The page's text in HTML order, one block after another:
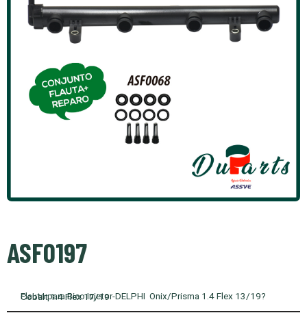
ASF0197
Flauta para Bico Injetor-DELPHI Onix/Prisma 1.4 Flex 13/19?Cobalt 1.4 Flex 17/19